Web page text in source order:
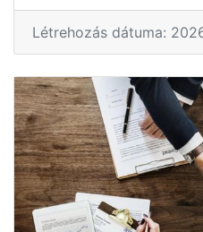
Létrehozás dátuma: